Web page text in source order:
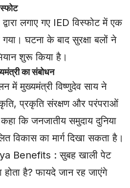
लगाए गए IED विस्फोट में एक
घटना के बाद सुरक्षा बलों ने
शुरू किया है।
का संबोधन
में मुख्यमंत्री विष्णुदेव साय ने
प्रकृति संरक्षण और परंपराओं
कि जनजातीय समुदाय दुनिया
विकास का मार्ग दिखा सकता है।
Benefits : सुबह खाली पेट
होता है? फायदे जान रह जाएंगे